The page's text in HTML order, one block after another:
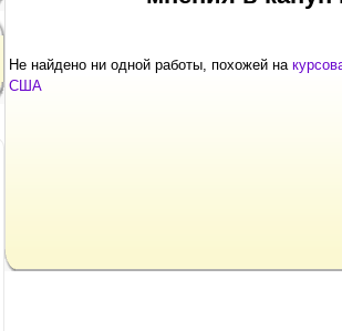
Не найдено ни одной работы, похожей на
США